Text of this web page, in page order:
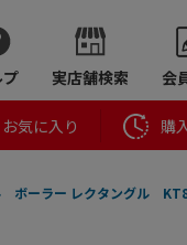
実店舗検索 会
お気に入り 購
ーラー レクタングル